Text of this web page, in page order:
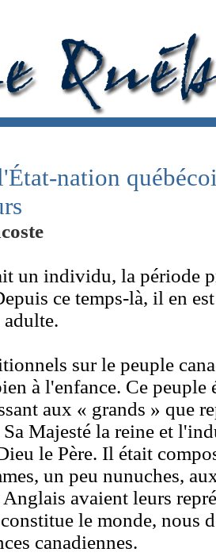
nation
un individu, la période
ce temps-là, il en
sur le peuple
à l'enfance. Ce peuple
aux « grands » que
Majesté la reine et
le Père. Il était
un peu nunuches,
avaient leurs
le monde, nous
canadiennes.